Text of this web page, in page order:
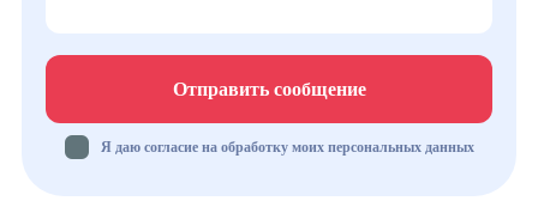
Отправить сообщение
Я даю согласие на обработку моих персональных данных